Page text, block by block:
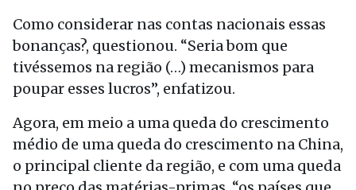
Como considerar nas contas nacionais essas
bonanças?, questionou. “Seria bom que
tivéssemos na região (…) mecanismos para
poupar esses lucros”, enfatizou.
Agora, em meio a uma queda do crescimento
médio de uma queda do crescimento na China,
o principal cliente da região, e com uma queda